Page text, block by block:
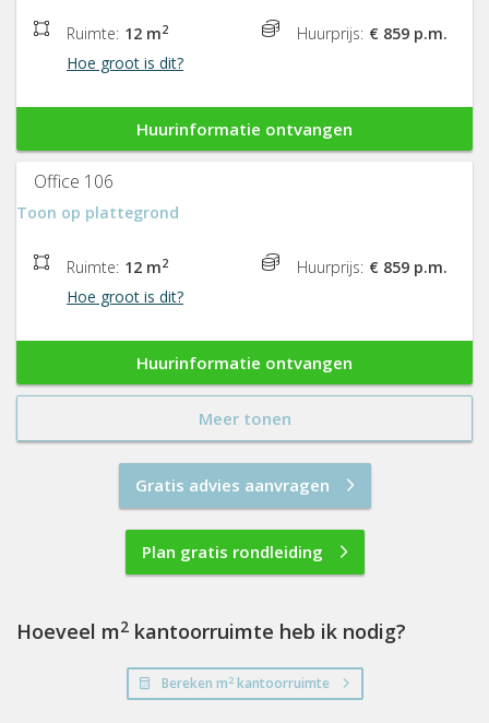
Ruimte: 12 m2
Hoe groot is dit?
Huurprijs: € 859 p.m.
Huurinformatie ontvangen
Office 106
Toon op plattegrond
Ruimte: 12 m2
Hoe groot is dit?
Huurprijs: € 859 p.m.
Huurinformatie ontvangen
Meer tonen
Gratis advies aanvragen
Plan gratis rondleiding
Hoeveel m2 kantoorruimte heb ik nodig?
Bereken m2kantoorruimte